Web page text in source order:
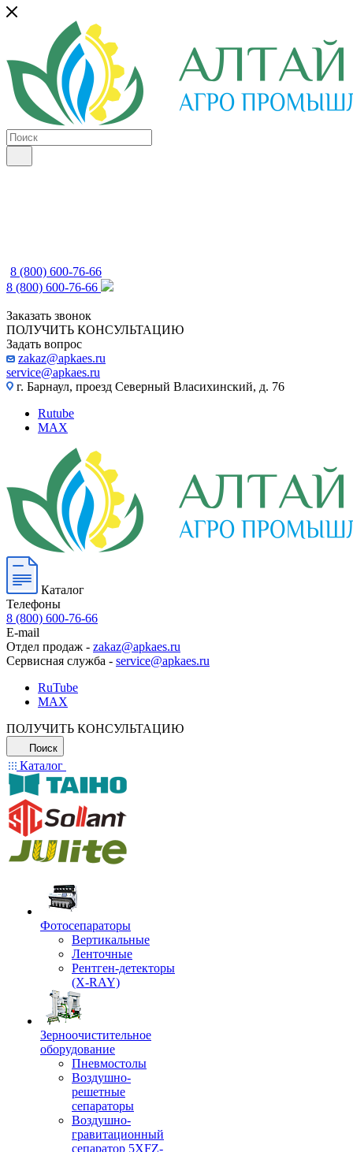
8 (800) 600-76-66
8 (800) 600-76-66
Заказать звонок
ПОЛУЧИТЬ КОНСУЛЬТАЦИЮ
Задать вопрос
zakaz@apkaes.ru
service@apkaes.ru
г. Барнаул, проезд Северный Власихинский, д. 76
Rutube
MAX
Каталог
Телефоны
8 (800) 600-76-66
E-mail
Отдел продаж - zakaz@apkaes.ru
Сервисная служба - service@apkaes.ru
RuTube
MAX
ПОЛУЧИТЬ КОНСУЛЬТАЦИЮ
Поиск
Каталог
Фотосепараторы
Вертикальные
Ленточные
Рентген-детекторы
(X-RAY)
Зерноочистительное
оборудование
Пневмостолы
Воздушно-
решетные
сепараторы
Воздушно-
гравитационный
сепаратор 5XFZ-